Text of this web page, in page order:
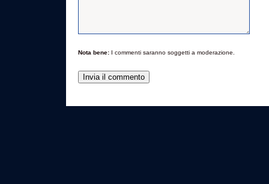
Nota bene: I commenti saranno soggetti a moderazione.